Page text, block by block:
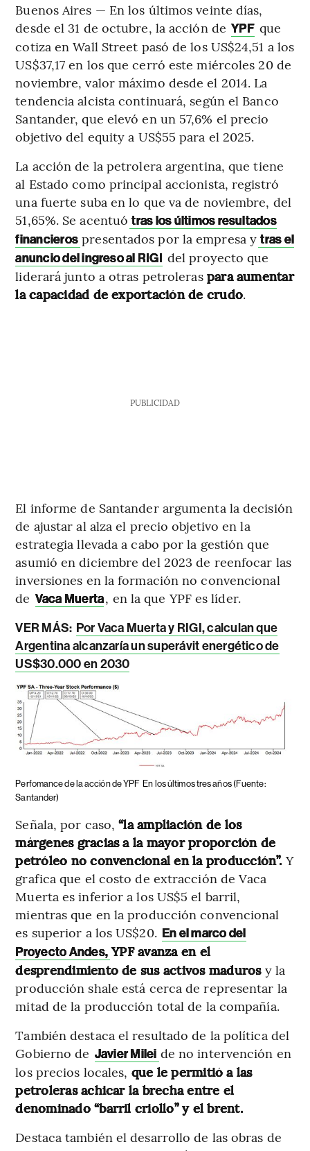
Buenos Aires — En los últimos veinte días,
desde el 31 de octubre, la acción de YPF que
cotiza en Wall Street pasó de los US$24,51 a los
US$37,17 en los que cerró este miércoles 20 de
noviembre, valor máximo desde el 2014. La
tendencia alcista continuará, según el Banco
Santander, que elevó en un 57,6% el precio
objetivo del equity a US$55 para el 2025.
La acción de la petrolera argentina, que tiene
al Estado como principal accionista, registró
una fuerte suba en lo que va de noviembre, del
51,65%. Se acentuó tras los últimos resultados
financieros presentados por la empresa y tras el
anuncio del ingreso al RIGI del proyecto que
liderará junto a otras petroleras para aumentar
la capacidad de exportación de crudo.
PUBLICIDAD
El informe de Santander argumenta la decisión
de ajustar al alza el precio objetivo en la
estrategia llevada a cabo por la gestión que
asumió en diciembre del 2023 de reenfocar las
inversiones en la formación no convencional
de Vaca Muerta, en la que YPF es líder.
VER MÁS: Por Vaca Muerta y RIGI, calculan que
Argentina alcanzaría un superávit energético de
US$30.000 en 2030
Perfomance de la acción de YPF En los últimos tres años (Fuente:
Santander)
Señala, por caso,“la ampliación de los
márgenes gracias a la mayor proporción de
petróleo no convencional en la producción”. Y
grafica que el costo de extracción de Vaca
Muerta es inferior a los US$5 el barril,
mientras que en la producción convencional
es superior a los US$20. En el marco del
Proyecto Andes, YPF avanza en el
desprendimiento de sus activos maduros y la
producción shale está cerca de representar la
mitad de la producción total de la compañía.
También destaca el resultado de la política del
Gobierno de Javier Milei de no intervención en
los precios locales, que le permitió a las
petroleras achicar la brecha entre el
denominado “barril criollo” y el brent.
Destaca también el desarrollo de las obras de